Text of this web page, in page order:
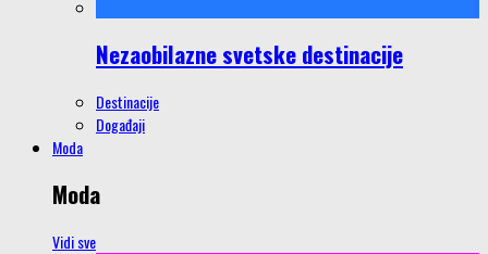
Nezaobilazne svetske destinacije
Destinacije
Događaji
Moda
Moda
Vidi sve